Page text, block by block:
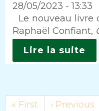
28/05/2023 - 13:33
Intro
Le nouveau livre
Raphaël Confiant,
Lire la suite
Première
« First
Page
‹ Previous